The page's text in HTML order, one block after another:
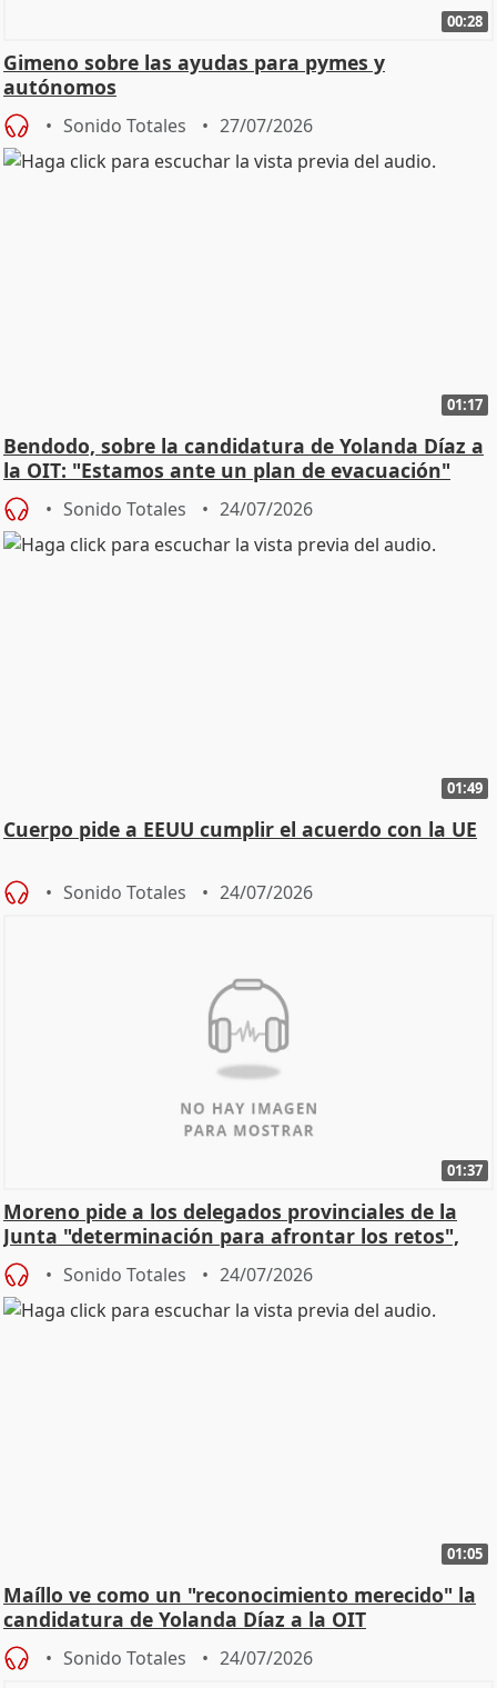
00:28
Gimeno sobre las ayudas para pymes y
autónomos
Sonido Totales 27/07/2026
01:17
Bendodo, sobre la candidatura de Yolanda Díaz a
la OIT: "Estamos ante un plan de evacuación"
Sonido Totales 24/07/2026
01:49
Cuerpo pide a EEUU cumplir el acuerdo con la UE
Sonido Totales 24/07/2026
01:37
Moreno pide a los delegados provinciales de la
Junta "determinación para afrontar los retos",
diálog
Sonido Totales 24/07/2026
01:05
Maíllo ve como un "reconocimiento merecido" la
candidatura de Yolanda Díaz a la OIT
Sonido Totales 24/07/2026